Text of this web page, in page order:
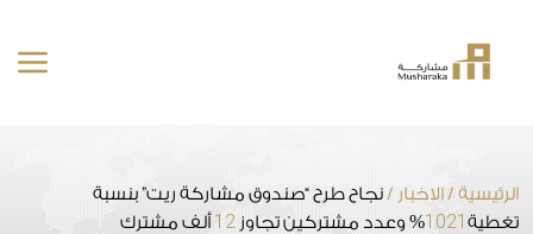
المحتوى
الرئيسية /الاخبار /نجاح طرح “صندوق مشاركة ريت” بنسبة
تغطية 1021% وعدد مشتركين تجاوز 12 ألف مشترك